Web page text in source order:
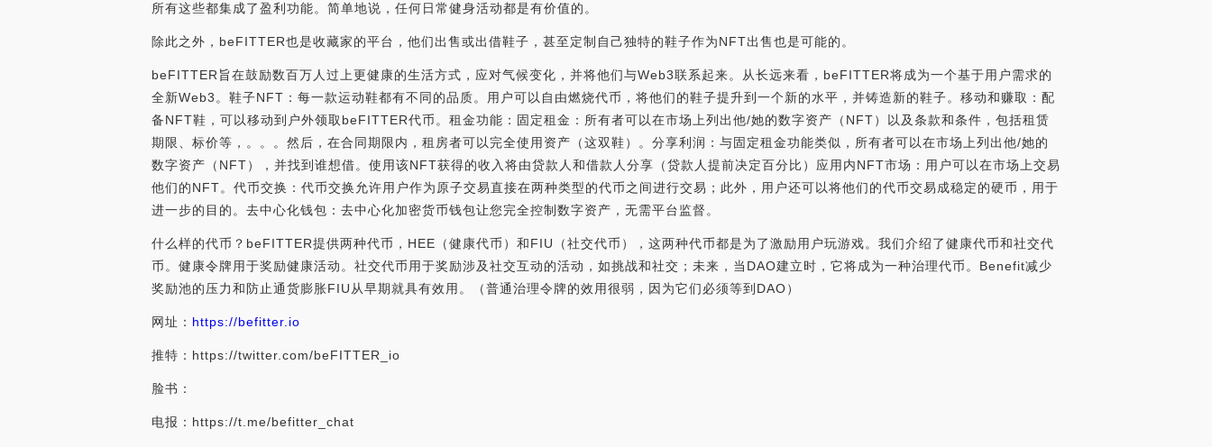
所有这些都集成了盈利功能。简单地说，任何日常健身活动都是有价值的。
除此之外，beFITTER也是收藏家的平台，他们出售或出借鞋子，甚至定制自己独特的鞋子作为NFT出售也是可能的。
beFITTER旨在鼓励数百万人过上更健康的生活方式，应对气候变化，并将他们与Web3联系起来。从长远来看，beFITTER将成为一个基于用户需求的
全新Web3。鞋子NFT：每一款运动鞋都有不同的品质。用户可以自由燃烧代币，将他们的鞋子提升到一个新的水平，并铸造新的鞋子。移动和赚取：配
备NFT鞋，可以移动到户外领取beFITTER代币。租金功能：固定租金：所有者可以在市场上列出他/她的数字资产（NFT）以及条款和条件，包括租赁
期限、标价等，。。。然后，在合同期限内，租房者可以完全使用资产（这双鞋）。分享利润：与固定租金功能类似，所有者可以在市场上列出他/她的
数字资产（NFT），并找到谁想借。使用该NFT获得的收入将由贷款人和借款人分享（贷款人提前决定百分比）应用内NFT市场：用户可以在市场上交易
他们的NFT。代币交换：代币交换允许用户作为原子交易直接在两种类型的代币之间进行交易；此外，用户还可以将他们的代币交易成稳定的硬币，用于
进一步的目的。去中心化钱包：去中心化加密货币钱包让您完全控制数字资产，无需平台监督。
什么样的代币？beFITTER提供两种代币，HEE（健康代币）和FIU（社交代币），这两种代币都是为了激励用户玩游戏。我们介绍了健康代币和社交代
币。健康令牌用于奖励健康活动。社交代币用于奖励涉及社交互动的活动，如挑战和社交；未来，当DAO建立时，它将成为一种治理代币。Benefit减少
奖励池的压力和防止通货膨胀FIU从早期就具有效用。（普通治理令牌的效用很弱，因为它们必须等到DAO）
网址： https://befitter.io
推特：https://twitter.com/beFITTER_io
脸书：
电报：https://t.me/befitter_chat